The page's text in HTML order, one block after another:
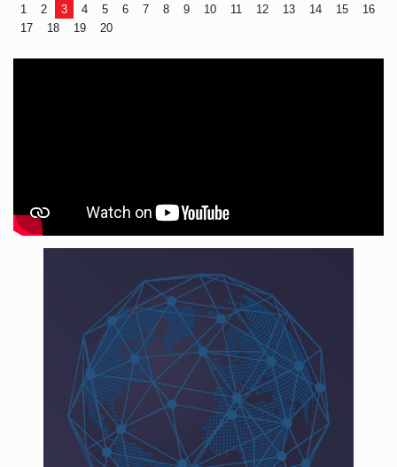
1 2 3 4 5 6 7 8 9 10 11 12 13 14 15
16
17
18 19 20